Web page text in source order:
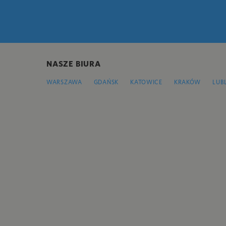
NASZE BIURA
WARSZAWA GDAŃSK KATOWICE KRAKÓW